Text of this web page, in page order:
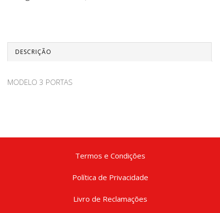
DESCRIÇÃO
MODELO 3 PORTAS
Termos e Condições
Política de Privacidade
Livro de Reclamações